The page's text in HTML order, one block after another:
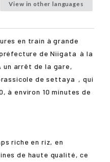
View in other languages
en train à grande
deNiigata à la
un arrêt de la gare,
desettaya , qui
à environ 10 minutes de
riche en riz, en
de haute qualité, ce